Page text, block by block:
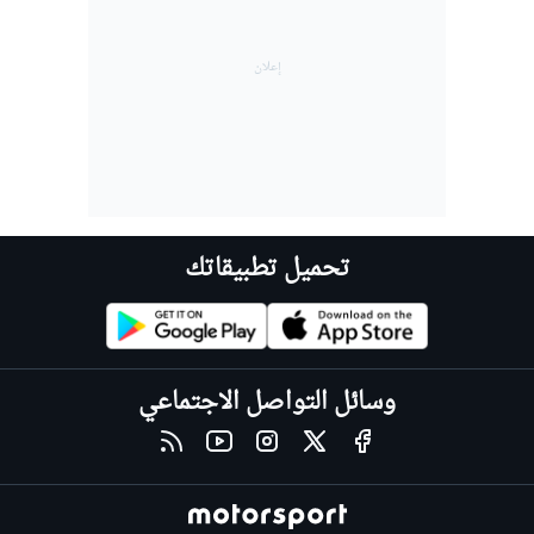
تحميل تطبيقاتك
وسائل التواصل الاجتماعي